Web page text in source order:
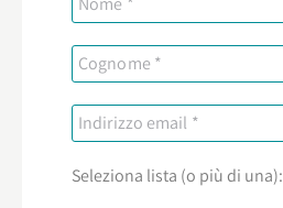
Seleziona lista (o più di una):